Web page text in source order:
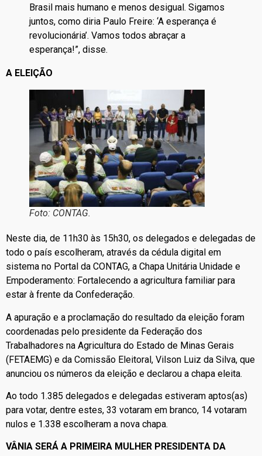
Brasil mais humano e menos desigual. Sigamos
juntos, como diria Paulo Freire: ‘A esperança é
revolucionária’. Vamos todos abraçar a
esperança!”, disse.
A ELEIÇÃO
Foto: CONTAG.
Neste dia, de 11h30 às 15h30, os delegados e delegadas de
todo o país escolheram, através da cédula digital em
sistema no Portal da CONTAG, a Chapa Unitária Unidade e
Empoderamento: Fortalecendo a agricultura familiar para
estar à frente da Confederação.
A apuração e a proclamação do resultado da eleição foram
coordenadas pelo presidente da Federação dos
Trabalhadores na Agricultura do Estado de Minas Gerais
(FETAEMG) e da Comissão Eleitoral, Vilson Luiz da Silva, que
anunciou os números da eleição e declarou a chapa eleita.
Ao todo 1.385 delegados e delegadas estiveram aptos(as)
para votar, dentre estes, 33 votaram em branco, 14 votaram
nulos e 1.338 escolheram a nova chapa.
VÂNIA SERÁ A PRIMEIRA MULHER PRESIDENTA DA